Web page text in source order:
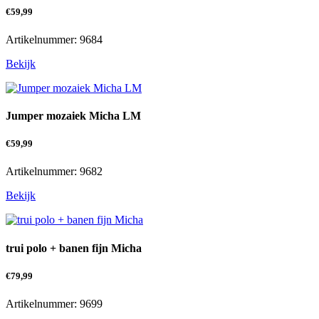
€59,99
Artikelnummer: 9684
Bekijk
Jumper mozaiek Micha LM
€59,99
Artikelnummer: 9682
Bekijk
trui polo + banen fijn Micha
€79,99
Artikelnummer: 9699